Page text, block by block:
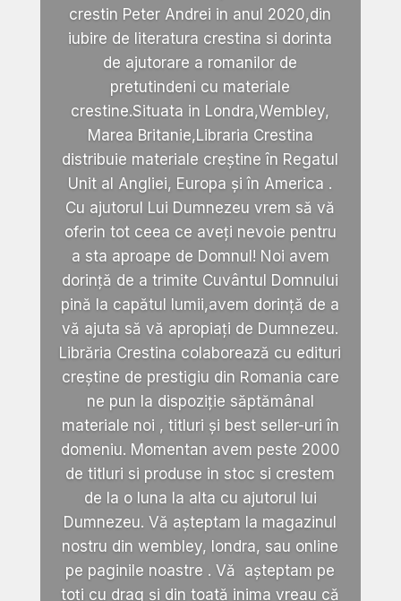
crestin Peter Andrei in anul 2020,din
iubire de literatura crestina si dorinta
de ajutorare a romanilor de
pretutindeni cu materiale
crestine.Situata in Londra,Wembley,
Marea Britanie,Libraria Crestina
distribuie materiale creștine în Regatul
Unit al Angliei, Europa și în America .
Cu ajutorul Lui Dumnezeu vrem să vă
oferin tot ceea ce aveți nevoie pentru
a sta aproape de Domnul! Noi avem
dorință de a trimite Cuvântul Domnului
pină la capătul lumii,avem dorință de a
vă ajuta să vă apropiați de Dumnezeu.
Librăria Crestina colaborează cu edituri
creștine de prestigiu din Romania care
ne pun la dispoziție săptămânal
materiale noi , titluri și best seller-uri în
domeniu. Momentan avem peste 2000
de titluri si produse in stoc si crestem
de la o luna la alta cu ajutorul lui
Dumnezeu. Vă așteptam la magazinul
nostru din wembley, londra, sau online
pe paginile noastre . Vă așteptam pe
toți cu drag și din toată inima vreau că